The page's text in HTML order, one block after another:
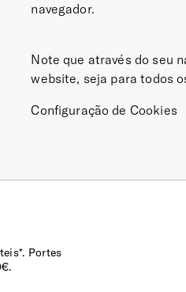
navegador.
Note que através do seu
website, seja para todos
Configuração de Cookies
Portes